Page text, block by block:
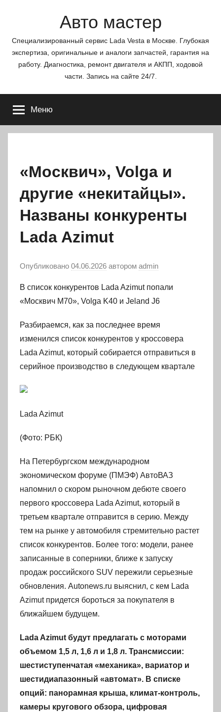
Авто мастер
Специализированный сервис Lada Vesta в Москве. Глубокая
экспертиза, оригинальные и аналоги запчастей, гарантия на
работу. Диагностика, ремонт двигателя и АКПП, ходовой
части. Запись на сайте 24/7.
Меню
«Москвич», Volga и
другие «некитайцы».
Названы конкуренты
Lada Azimut
Опубликовано 04.06.2026 автором admin
В список конкурентов Lada Azimut попали
«Москвич М70», Volga K40 и Jeland J6
Разбираемся, как за последнее время
изменился список конкурентов у кроссовера
Lada Azimut, который собирается отправиться в
серийное производство в следующем квартале
Lada Azimut
(Фото: РБК)
На Петербургском международном
экономическом форуме (ПМЭФ) АвтоВАЗ
напомнил о скором рыночном дебюте своего
первого кроссовера Lada Azimut, который в
третьем квартале отправится в серию. Между
тем на рынке у автомобиля стремительно растет
список конкурентов. Более того: модели, ранее
записанные в соперники, ближе к запуску
продаж российского SUV пережили серьезные
обновления. Autonews.ru выяснил, с кем Lada
Azimut придется бороться за покупателя в
ближайшем будущем.
Lada Azimut будут предлагать с моторами
объемом 1,5 л, 1,6 л и 1,8 л. Трансмиссии:
шестиступенчатая «механика», вариатор и
шестидиапазонный «автомат». В списке
опций: панорамная крыша, климат-контроль,
камеры кругового обзора, цифровая